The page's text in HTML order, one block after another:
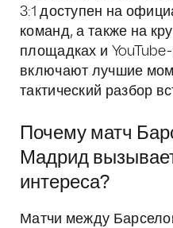
3:1 доступен на
команд, а также на
площадках и
включают лучшие
тактический разбор
Почему матч
Мадрид
интереса?
Матчи между